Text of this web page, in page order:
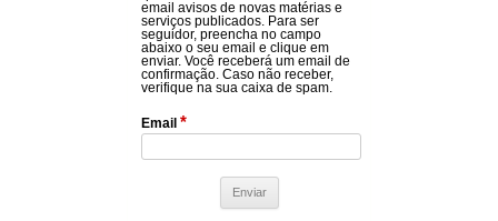
email avisos de novas matérias e
serviços publicados. Para ser
seguidor, preencha no campo
abaixo o seu email e clique em
enviar. Você receberá um email de
confirmação. Caso não receber,
verifique na sua caixa de spam.
Email *